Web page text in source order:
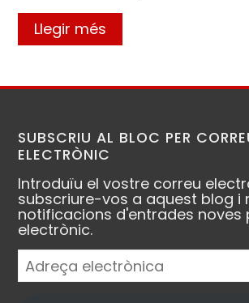
Llegir més
SUBSCRIU AL BLOC PER
ELECTRÒNIC
Introduïu el vostre correu
subscriure-vos a aquest blog i
notificacions d'entrades noves
electrònic.
Adreça
electrònica